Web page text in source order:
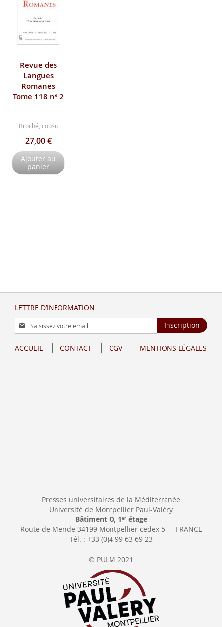
Revue des
Langues
Romanes
Tome 118 n° 2
Broché, cousu
27,00 €
Ajouter au
panier
LETTRE D’INFORMATION
Inscription
à
lettre
Inscription
ACCUEIL CONTACT CGV MENTIONS LÉGALES
Presses universitaires de la Méditerranée
Université de Montpellier Paul-Valéry
Bâtiment O, 1 erétage
Route de Mende 34199 Montpellier cedex 5 — FRANCE
Tél. : +33 (0)4 99 63 69 23
© PULM 2021